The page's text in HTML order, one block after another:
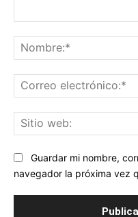
Guardar mi nombre,
navegador la próxima vez